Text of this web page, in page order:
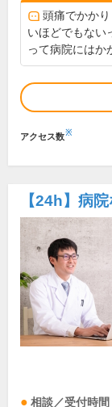
頭痛でかか
いほどでもない
って病院にはか
アクセス数※
【24h】 病
相談／受付時間